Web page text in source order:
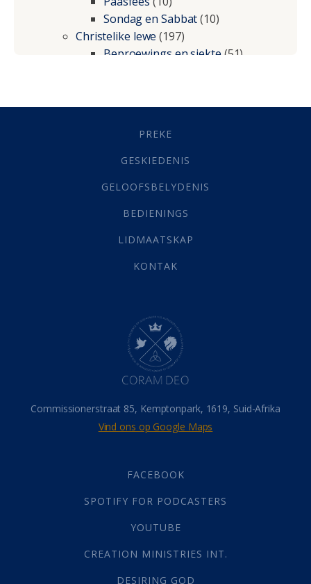
Sondag en Sabbat(10)
Christelike lewe (197)
Beproewings en siekte(51)
Geestelike Groei(10)
(21)
Grys Areas(4)
Lewensdoel(3)
Selfondersoek(1)
Werk(22)
(142)
Hemel (31)
Israel (14)
Millennium(1)
Oordeelsdag(19)
Verheerlikte liggaam
Wederkoms
(27)
Gebed(87)
Die Onse Vader(12)
God(392)
Afgode(23)
Almag(1)
Alomteenwoordig
PREKE
GESKIEDENIS
GELOOFSBELYDENIS
BEDIENINGS
LIDMAATSKAP
KONTAK
Commissionerstraat 85, Kemptonpark, 1619, Suid-Afrika
Vind ons op Google Maps
FACEBOOK
SPOTIFY FOR PODCASTERS
YOUTUBE
CREATION MINISTRIES INT.
DESIRING GOD